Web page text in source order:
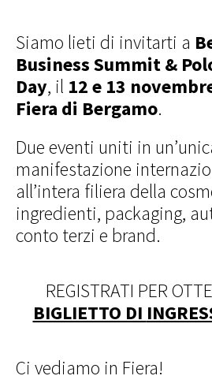
Siamo lieti di invitarti a
BusinessSummit &
Day, il 12 e 13
Fiera di Bergamo.
Due eventi uniti in
manifestazione
all’intera filiera della
ingredienti, packaging,
conto terzi e brand.
REGISTRATI PER
BIGLIETTO DI
Ci vediamo in Fiera!